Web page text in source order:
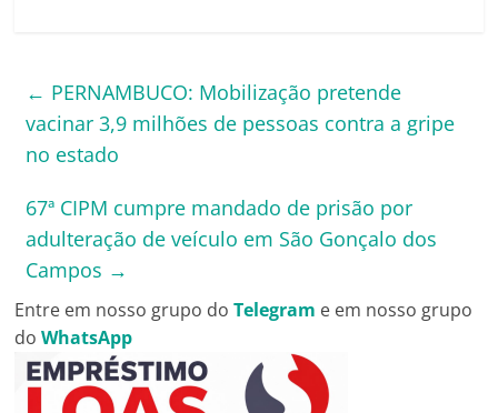
← PERNAMBUCO: Mobilização pretende
vacinar 3,9 milhões de pessoas contra a gripe
no estado
67ª CIPM cumpre mandado de prisão por
adulteração de veículo em São Gonçalo dos
Campos →
Entre em nosso grupo doTelegram e em nosso grupo
doWhatsApp